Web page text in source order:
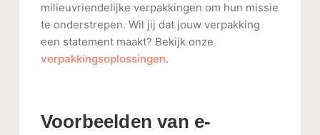
milieuvriendelijke verpakkingen om hun missie
te onderstrepen. Wil jij dat jouw verpakking
een statement maakt? Bekijk onze
verpakkingsoplossingen.
Voorbeelden van e-